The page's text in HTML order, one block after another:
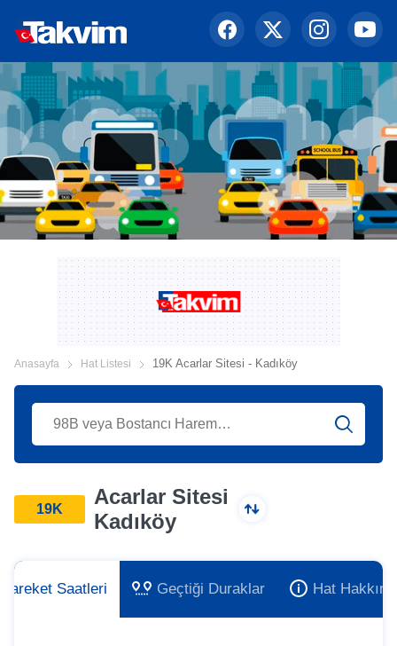
Anasayfa Hat Listesi 19K Acarlar Sitesi - Kadıköy
19K
Acarlar Sitesi
Kadıköy
Hareket Saatleri Geçtiği Duraklar Hat